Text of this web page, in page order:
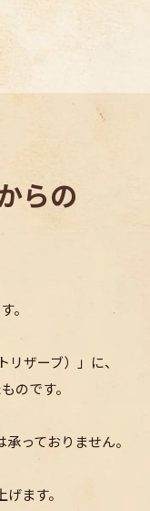
らの
。
ザーブ）」に、
のです。
承っておりません。
ます。